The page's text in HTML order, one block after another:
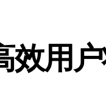
营
运维
效用